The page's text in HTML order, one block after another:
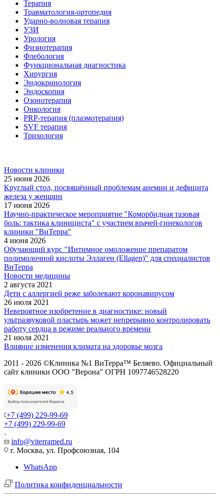
Терапия
Травматология-ортопедия
Ударно-волновая терапия
УЗИ
Урология
Физиотерапия
Флебология
Функциональная диагностика
Хирургия
Эндокринология
Эндоскопия
Озонотерапия
Онкология
PRP-терапия (плазмотерапия)
SVF терапия
Трихология
Новости клиники
25 июня 2026
Круглый стол, посвящённый проблемам анемии и дефицита
железа у женщин
17 июня 2026
Научно-практическое мероприятие "Коморбидная тазовая
боль: тактика клинициста" с участием врачей-гинекологов
клиники "ВиТерра"
4 июня 2026
Обучающий курс "Интимное омоложение препаратом
полимолочной кислоты Эллаген (Ellagen)" для специалистов
ВиТерра
Новости медицины
2 августа 2021
Дети с аллергией реже заболевают коронавирусом
26 июля 2021
Невероятное изобретение в диагностике: новый
ультразвуковой пластырь может непрерывно контролировать
работу сердца в режиме реального времени
21 июля 2021
Влияние изменения климата на здоровье мозга
2011 - 2026 ©Клиника №1 ВиТерра™ Беляево. Официальный
сайт клиники ООО "Верона" ОГРН 1097746528220
+7 (499) 229-99-69
+7 (499) 229-99-69
info@viterramed.ru
г. Москва, ул. Профсоюзная, 104
WhatsApp
Политика конфиденциальности